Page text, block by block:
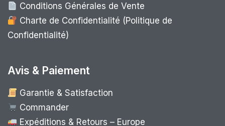
Conditions Générales de Vente
Charte de Confidentialité (Politique de
Confidentialité)
Avis & Paiement
Garantie & Satisfaction
Commander
Expéditions & Retours – Europe